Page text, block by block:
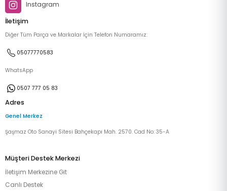
Instagram
İletişim
Diğer Tüm Parça ve Markalar İçin Telefon Numaramız:
05077770583
WhatsApp
0507 777 05 83
Adres
Genel Merkez
Şaşmaz Oto Sanayi Sitesi Bahçekapı Mah. 2570. Cad No: 35-A
Müşteri Destek Merkezi
İletişim Merkezine Git
Canlı Destek